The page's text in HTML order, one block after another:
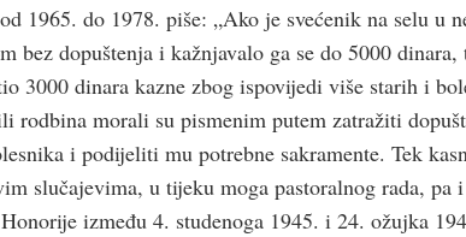
1965. do 1978. piše: „Ako je svećenik na selu u
bez dopuštenja i kažnjavalo ga se do 5000
3000 dinara kazne zbog ispovijedi više starih i
rodbina morali su pismenim putem zatražiti
i podijeliti mu potrebne sakramente. Tek
slučajevima, u tijeku moga pastoralnog rada, pa
između 4. studenoga 1945. i 24. ožujka